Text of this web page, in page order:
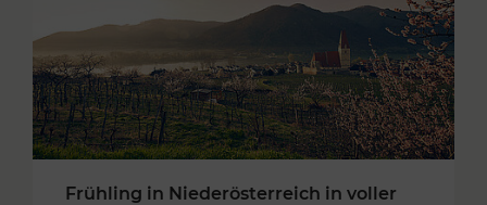
Frühling in Niederösterreich in voller